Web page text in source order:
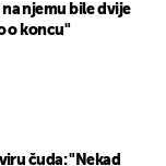
njemu bile dvije
o koncu"
čuda: "Nekad